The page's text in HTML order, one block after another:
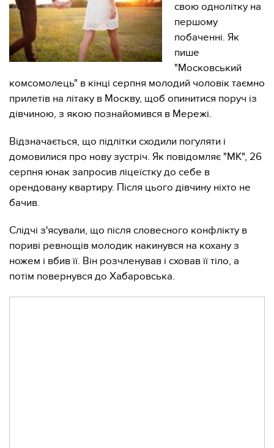
свою однолітку на
першому
побаченні. Як
пише
"Московський
комсомолець" в кінці серпня молодий чоловік таємно
прилетів на літаку в Москву, щоб опинитися поруч із
дівчиною, з якою познайомився в Мережі.
Відзначається, що підлітки сходили погуляти і
домовилися про нову зустріч. Як повідомляє "МК", 26
серпня юнак запросив ліцеїстку до себе в
орендовану квартиру. Після цього дівчину ніхто не
бачив.
Слідчі з'ясували, що після словесного конфлікту в
пориві ревнощів молодик накинувся на кохану з
ножем і вбив її. Він розчленував і сховав її тіло, а
потім повернувся до Хабаровська.